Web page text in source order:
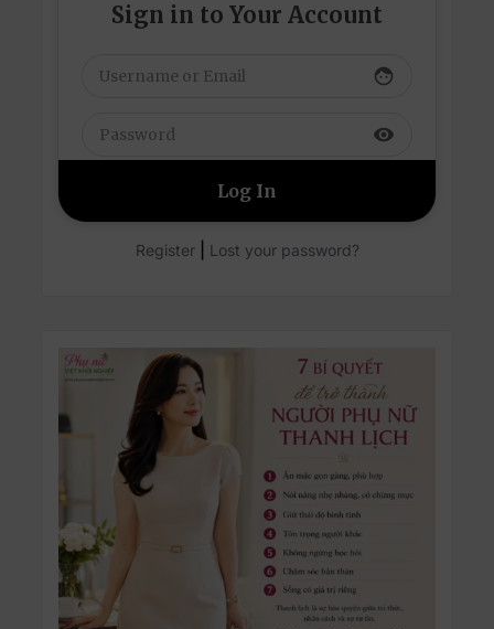
Sign in to Your Account
face
visibility
Register| Lost your password?